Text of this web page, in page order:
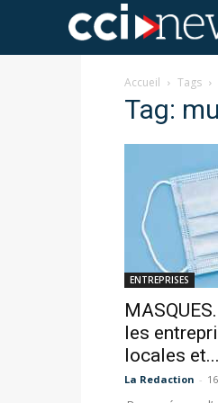
Accueil Tags
Tag:
ENTREPRISES
les
locales et...
La Redaction -